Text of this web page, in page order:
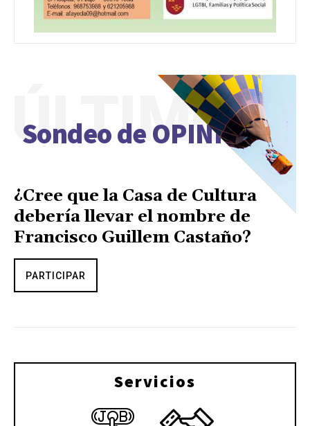
Sondeo de OPINIÓN
ÚLTIMO
¿Cree que la Casa de Cultura
debería llevar el nombre de
Francisco Guillem Castaño?
PARTICIPAR
Servicios